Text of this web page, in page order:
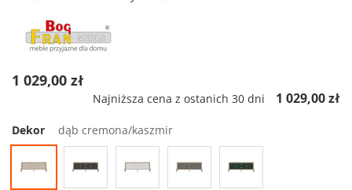
1 029,00 zł
Najniższa cena z ostanich 30 dni 1 029,00 zł
Dekor dąb cremona/kaszmir